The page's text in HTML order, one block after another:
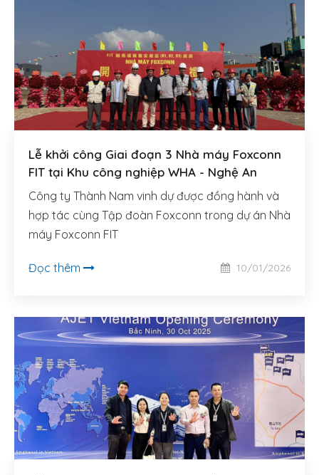
Lễ khởi công Giai đoạn 3 Nhà máy Foxconn
FIT tại Khu công nghiệp WHA - Nghệ An
Công ty Thành Nam vinh dự được đồng hành và
hợp tác cùng Tập đoàn Foxconn trong dự án Nhà
máy Foxconn FIT
Đọc thêm 10/01/2026